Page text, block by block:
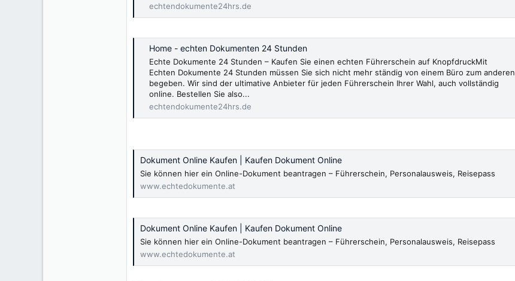
echtendokumente24hrs.de
Home - echten Dokumenten 24 Stunden
Echte Dokumente 24 Stunden – Kaufen Sie einen echten Führerschein auf KnopfdruckMit
Echten Dokumente 24 Stunden müssen Sie sich nicht mehr ständig von einem Büro zum anderen
begeben. Wir sind der ultimative Anbieter für jeden Führerschein Ihrer Wahl, auch vollständig
online. Bestellen Sie also...
echtendokumente24hrs.de
Dokument Online Kaufen | Kaufen Dokument Online
Sie können hier ein Online-Dokument beantragen – Führerschein, Personalausweis, Reisepass
www.echtedokumente.at
Dokument Online Kaufen | Kaufen Dokument Online
Sie können hier ein Online-Dokument beantragen – Führerschein, Personalausweis, Reisepass
www.echtedokumente.at